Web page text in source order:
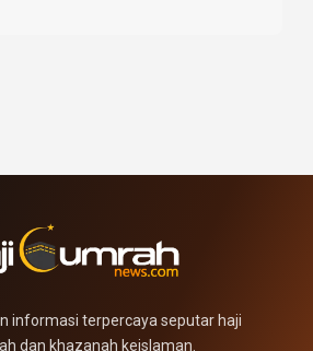
informasi terpercaya seputar haji
dan khazanah keislaman.